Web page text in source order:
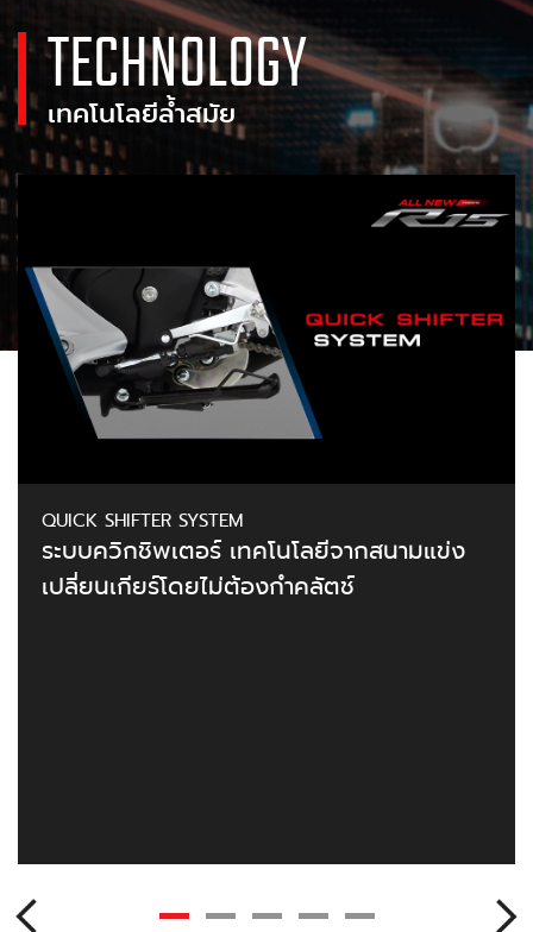
TECHNOLOGY
เทคโนโลยีล้ำสมัย
QUICK SHIFTER SYSTEM
ระบบควิกชิพเตอร์ เทคโนโลยีจากสนามแข่ง
เปลี่ยนเกียร์โดยไม่ต้องกำคลัตช์